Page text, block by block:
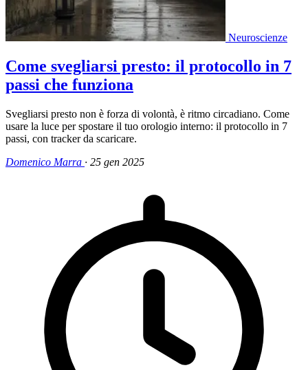
Neuroscienze
Come svegliarsi presto: il protocollo in 7
passi che funziona
Svegliarsi presto non è forza di volontà, è ritmo circadiano. Come
usare la luce per spostare il tuo orologio interno: il protocollo in 7
passi, con tracker da scaricare.
Domenico Marra · 25 gen 2025